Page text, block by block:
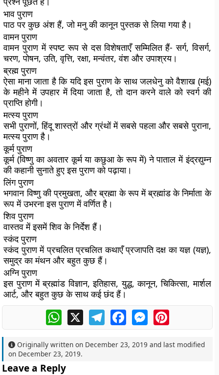
भाव पुराण
पाठ पर कुछ अंश हैं, जो मनु की कानून पुस्तक से लिया गया है।
वामन पुराण
वामन पुराण में स्पष्ट रूप से दस विशेषताएँ सम्‍मिलित हैं- सर्ग, विसर्ग,
चरण, पोषन, उति, वृत्ति, रक्षा, मन्वंतर, वंश और उपाश्रय।
ब्रह्म पुराण
ऐसा माना जाता है कि यदि इस पुराण के साथ जलधेनु को वैशाख (मई)
के महीने में उपहार में दिया जाता है, तो दान करने वाले को स्वर्ग की
प्राप्ति होगी।
मत्स्य पुराण
सभी पुराणों, हिंदू शास्त्रों और ग्रंथों में सबसे पहला और सबसे पुराना,
मत्स्य पुराण है।
कूर्म पुराण
कूर्म (विष्णु का अवतार कूर्म या कछुआ के रूप में) ने पाताल में इंद्रद्युम्न
की कहानी सुनाते हुए इस पुराण को पढ़ाया।
लिंग पुराण
भगवान विष्णु की प्रमुखता, और ब्रह्मा के रूप में ब्रह्मांड के निर्माता के
रूप में उभरना इस पुराण में वर्णित है।
शिव पुराण
वास्तव में इसमें शिव के निर्देश हैं।
स्कंद पुराण
स्कंद पुराण में प्रचलित प्रचलित कथाएँ प्रजापति दक्ष का यज्ञ (यज्ञ),
समुद्र का मंथन और बहुत कुछ हैं।
अग्नि पुराण
इस पुराण में ब्रह्मांड विज्ञान, इतिहास, युद्ध, कानून, चिकित्सा, मार्शल
आर्ट, और बहुत कुछ के साथ कई छंद हैं।
WhatsApp
X TelegramFacebookMessengerPinterest
Originally written on December 23, 2019 and last modified
on December 23, 2019.
Leave a Reply